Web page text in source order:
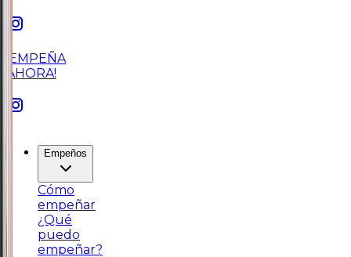
¡EMPEÑA
AHORA!
Empeños
Cómo
empeñar
¿Qué
puedo
empeñar?